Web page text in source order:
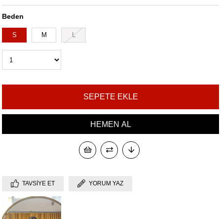
Beden
S M L
TAVSIYE ET YORUM YAZ